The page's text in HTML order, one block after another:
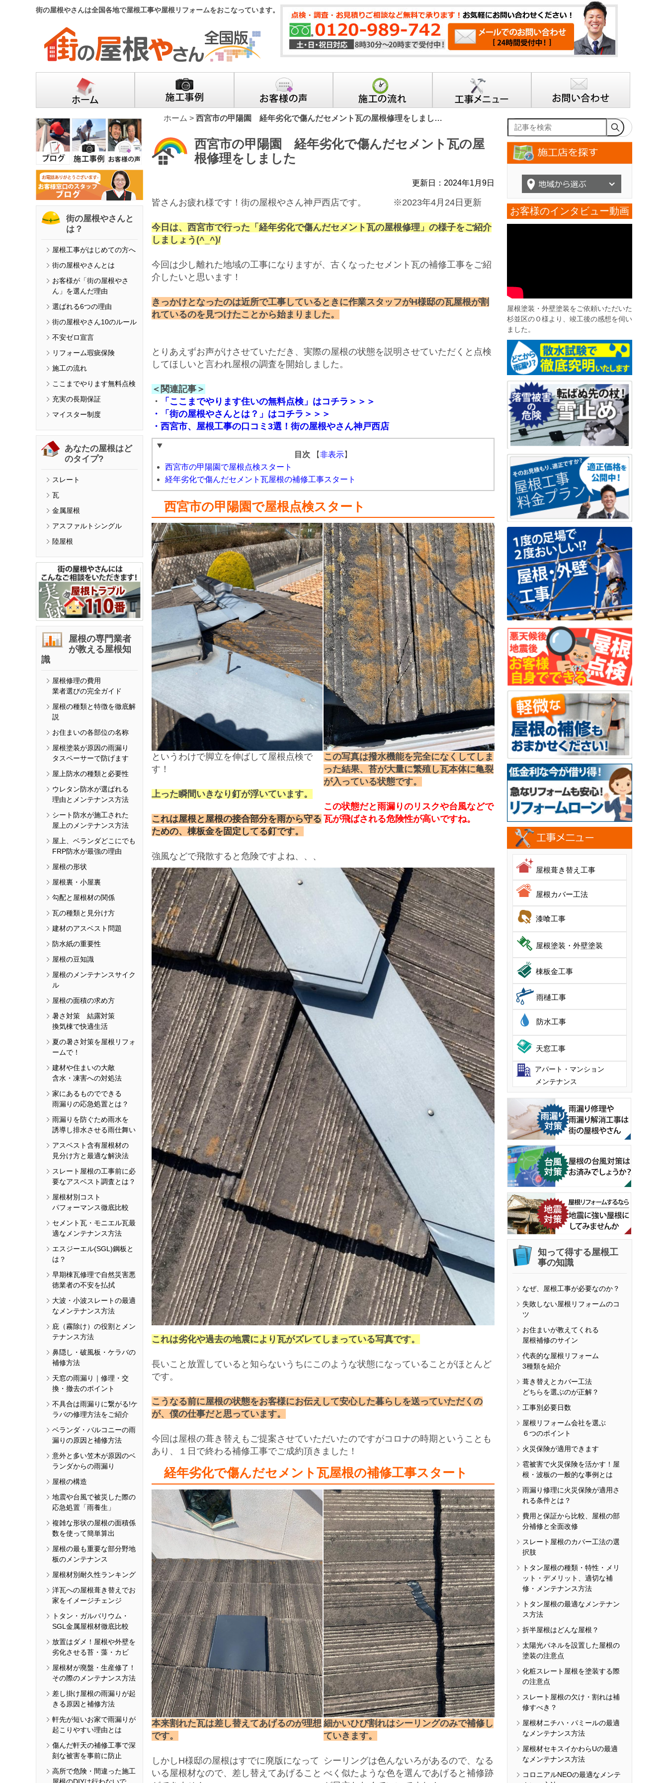
街の屋根やさんは全国各地で屋根工事や屋根リフォームをおこなっています。
街の屋根やさんと
は？
屋根工事がはじめての方へ
街の屋根やさんとは
お客様が「街の屋根やさ
ん」を選んだ理由
選ばれる6つの理由
街の屋根やさん10のルール
不安ゼロ宣言
リフォーム瑕疵保険
施工の流れ
ここまでやります無料点検
充実の長期保証
マイスター制度
あなたの屋根はど
のタイプ?
スレート
瓦
金属屋根
アスファルトシングル
陸屋根
屋根の専門業者
が教える屋根知
識
屋根修理の費用
業者選びの完全ガイド
屋根の種類と特徴を徹底解
説
お住まいの各部位の名称
屋根塗装が原因の雨漏り
タスペーサーで防げます
屋上防水の種類と必要性
ウレタン防水が選ばれる
理由とメンテナンス方法
シート防水が施工された
屋上のメンテナンス方法
屋上、ベランダどこにでも
FRP防水が最強の理由
屋根の形状
屋根裏・小屋裏
勾配と屋根材の関係
瓦の種類と見分け方
建材のアスベスト問題
防水紙の重要性
屋根の豆知識
屋根のメンテナンスサイク
ル
屋根の面積の求め方
暑さ対策 結露対策
換気棟で快適生活
夏の暑さ対策を屋根リフォ
ームで！
建材や住まいの大敵
含水・凍害への対処法
家にあるものでできる
雨漏りの応急処置とは？
雨漏りを防ぐため雨水を
誘導し排水させる雨仕舞い
アスベスト含有屋根材の
見分け方と最適な解決法
スレート屋根の工事前に必
要なアスベスト調査とは？
屋根材別コスト
パフォーマンス徹底比較
セメント瓦・モニエル瓦最
適なメンテナンス方法
エスジーエル(SGL)鋼板と
は？
早期棟瓦修理で自然災害悪
徳業者の不安を払拭
大波・小波スレートの最適
なメンテナンス方法
庇（霧除け）の役割とメン
テナンス方法
鼻隠し・破風板・ケラバの
補修方法
天窓の雨漏り｜修理・交
換・撤去のポイント
不具合は雨漏りに繋がる!ケ
ラバの修理方法をご紹介
ベランダ・バルコニーの雨
漏りの原因と補修方法
意外と多い笠木が原因のベ
ランダからの雨漏り
屋根の構造
地震や台風で被災した際の
応急処置「雨養生」
複雑な形状の屋根の面積係
数を使って簡単算出
屋根の最も重要な部分野地
板のメンテナンス
屋根材別耐久性ランキング
洋瓦への屋根葺き替えでお
家をイメージチェンジ
トタン・ガルバリウム・
SGL金属屋根材徹底比較
放置はダメ！屋根や外壁を
劣化させる苔・藻・カビ
屋根材が廃盤・生産修了！
その際のメンテナンス方法
差し掛け屋根の雨漏りが起
きる原因と補修方法
軒先が短いお家で雨漏りが
起こりやすい理由とは
傷んだ軒天の補修工事で深
刻な被害を事前に防止
高所で危険・間違った施工
屋根のDIYは行わないで
ホーム > 西宮市の甲陽園 経年劣化で傷んだセメント瓦の屋根修理をしまし…
西宮市の甲陽園 経年劣化で傷んだセメント瓦の屋
根修理をしました
更新日：2024年1月9日
皆さんお疲れ様です！街の屋根やさん神戸西店です。 ※2023年4月24日更新
今日は、西宮市で行った「経年劣化で傷んだセメント瓦の屋根修理」の様子をご紹介
しましょう(^_^)/
今回は少し離れた地域の工事になりますが、古くなったセメント瓦の補修工事をご紹
介したいと思います！
きっかけとなったのは近所で工事しているときに作業スタッフがH様邸の瓦屋根が割
れているのを見つけたことから始まりました。
とりあえずお声がけさせていただき、実際の屋根の状態を説明させていただくと点検
してほしいと言われ屋根の調査を開始しました。
＜関連記事＞
・
「ここまでやります住いの無料点検」はコチラ＞＞＞
・「街の屋根やさんとは？」はコチラ＞＞＞
・西宮市、屋根工事の口コミ3選！街の屋根やさん神戸西店
目次 【非表示】
西宮市の甲陽園で屋根点検スタート
経年劣化で傷んだセメント瓦屋根の補修工事スタート
西宮市の甲陽園で屋根点検スタート
というわけで脚立を伸ばして屋根点検で
す！
上った瞬間いきなり釘が浮いています。
これは屋根と屋根の接合部分を雨から守る
ための、棟板金を固定してる釘です。
強風などで飛散すると危険ですよね、、、
この写真は撥水機能を完全になくしてしま
った結果、苔が大量に繁殖し瓦本体に亀裂
が入っている状態です。
この状態だと雨漏りのリスクや台風などで
瓦が飛ばされる危険性が高いですね。
これは劣化や過去の地震により瓦がズレてしまっている写真です。
長いこと放置していると知らないうちにこのような状態になっていることがほとんど
です。
こうなる前に屋根の状態をお客様にお伝えして安心した暮らしを送っていただくの
が、僕の仕事だと思っています。
今回は屋根の葺き替えもご提案させていただいたのですがコロナの時期ということも
あり、１日で終わる補修工事でご成約頂きました！
経年劣化で傷んだセメント瓦屋根の補修工事スタート
本来割れた瓦は差し替えてあげるのが理想
です。
しかしH様邸の屋根はすでに廃版になって
いる屋根材なので、差し替えてあげること
細かいひび割れはシーリングのみで補修し
ていきます。
シーリングは色んないろがあるので、なる
べく似たような色を選んであげると補修跡
記事を検索
お客様のインタビュー動画
屋根塗装・外壁塗装をご依頼いただいた
杉並区のＯ様より、竣工後の感想を伺い
ました。
屋根葺き替え工事
屋根カバー工法
漆喰工事
屋根塗装・外壁塗装
棟板金工事
雨樋工事
防水工事
天窓工事
アパート・マンション
メンテナンス
知って得する屋根工
事の知識
なぜ、屋根工事が必要なのか？
失敗しない屋根リフォームのコ
ツ
お住まいが教えてくれる
屋根補修のサイン
代表的な屋根リフォーム
3種類を紹介
葺き替えとカバー工法
どちらを選ぶのが正解？
工事別必要日数
屋根リフォーム会社を選ぶ
６つのポイント
火災保険が適用できます
雹被害で火災保険を活かす！屋
根・波板の一般的な事例とは
雨漏り修理に火災保険が適用さ
れる条件とは？
費用と保証から比較、屋根の部
分補修と全面改修
スレート屋根のカバー工法の選
択肢
トタン屋根の種類・特性・メリ
ット・デメリット、適切な補
修・メンテナンス方法
トタン屋根の最適なメンテナン
ス方法
折半屋根はどんな屋根？
太陽光パネルを設置した屋根の
塗装の注意点
化粧スレート屋根を塗装する際
の注意点
スレート屋根の欠け・割れは補
修すべき？
屋根材ニチハ・パミールの最適
なメンテナンス方法
屋根材セキスイかわらUの最適
なメンテナンス方法
コロニアルNEOの最適なメンテ